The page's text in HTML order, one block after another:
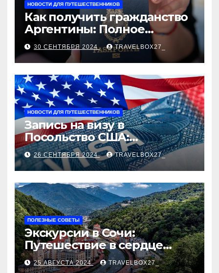
НОВОСТИ ДЛЯ ПУТЕШЕСТВЕННИКОВ
Как получить гражданство
Аргентины: Полное
руководство
30 СЕНТЯБРЯ 2024 TRAVELBOX27_
НОВОСТИ ДЛЯ ПУТЕШЕСТВЕННИКОВ
Запись на визу в
Посольство США:
Пошаговое руководство
26 СЕНТЯБРЯ 2024 TRAVELBOX27_
ПОЛЕЗНЫЕ СОВЕТЫ
Экскурсии в Сочи:
Путешествие в сердце
Черноморского курорта
25 АВГУСТА 2024 TRAVELBOX27_